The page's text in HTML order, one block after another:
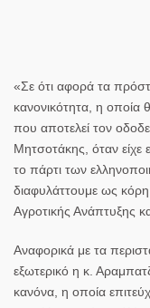
«Σε ότι αφορά τα
κανονικότητα, η οποία
που αποτελεί τον
Μητσοτάκης, όταν είχε
το πάρτι των
διαφυλάττουμε ως
Αγροτικής Ανάπτυξης
Αναφορικά με τα
εξωτερικό η κ.
κανόνα, η οποία